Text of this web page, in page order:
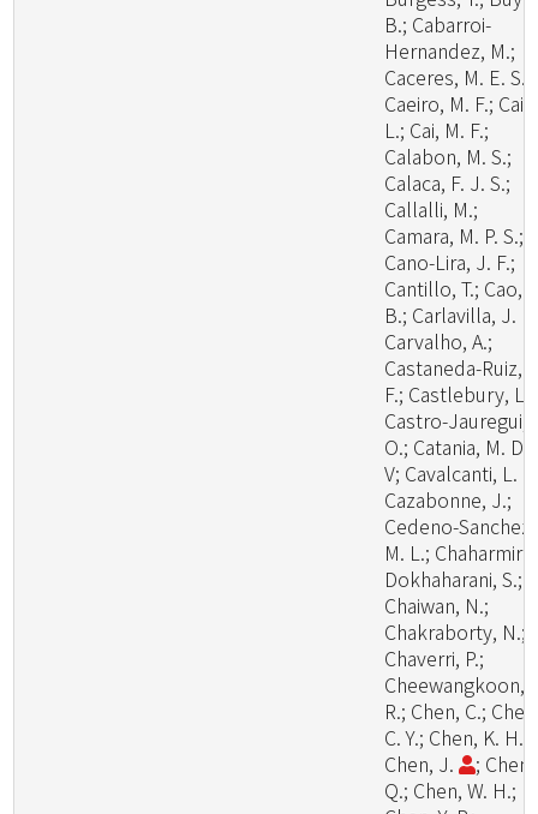
B.; Cabarroi-
Hernandez, M.;
Caceres, M. E. S.;
Caeiro, M. F.; Cai,
L.; Cai, M. F.;
Calabon, M. S.;
Calaca, F. J. S.;
Callalli, M.;
Camara, M. P. S.;
Cano-Lira, J. F.;
Cantillo, T.; Cao,
B.; Carlavilla, J.
Carvalho, A.;
Castaneda-Ruiz,
F.; Castlebury, L.;
Castro-Jauregui,
O.; Catania, M. D.,
V; Cavalcanti, L.
Cazabonne, J.;
Cedeno-Sanchez,
M. L.; Chaharmiri-
Dokhaharani, S.;
Chaiwan, N.;
Chakraborty, N.;
Chaverri, P.;
Cheewangkoon,
R.; Chen, C.;
C. Y.; Chen, K. H.;
Chen, J.
; Chen,
Q.; Chen, W. H.;